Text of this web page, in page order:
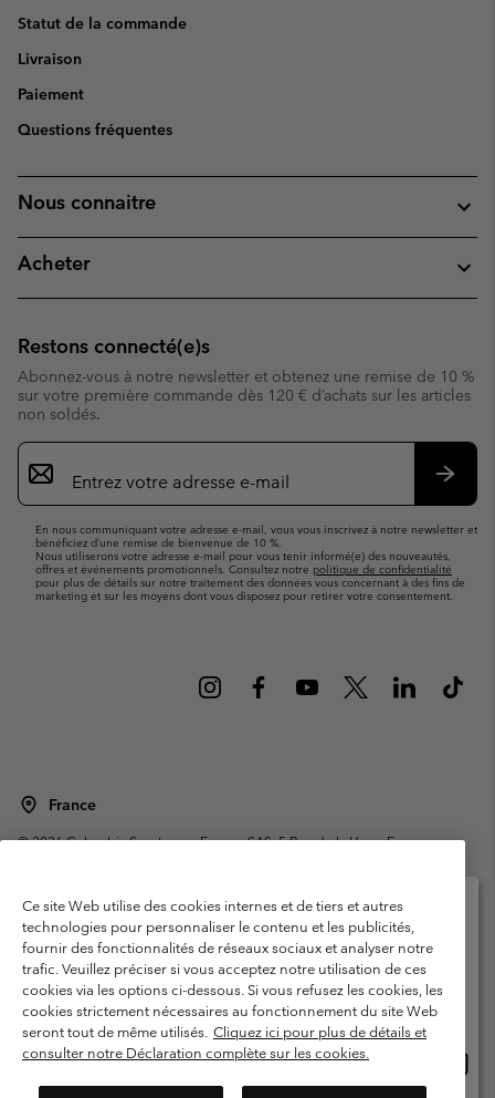
Statut de la commande
Livraison
Paiement
Questions fréquentes
Nous connaitre
Acheter
Restons connecté(e)s
Abonnez-vous à notre newsletter et obtenez une remise de 10 %
sur votre première commande dès 120 € d’achats sur les articles
non soldés.
Inscription
par
e-
En nous communiquant votre adresse e-mail, vous vous inscrivez à notre newsletter et
bénéficiez d’une remise de bienvenue de 10 %.
Nous utiliserons votre adresse e-mail pour vous tenir informé(e) des nouveautés,
offres et événements promotionnels. Consultez notre politique de confidentialité
pour plus de détails sur notre traitement des données vous concernant à des fins de
marketing et sur les moyens dont vous disposez pour retirer votre consentement.
France
©2026Columbia Sportswear Europe SAS. 5 Rue de la Haye, Espace
Garanties Légales
Politique de confidentialité
Conditions d'utilisation - Membres
Conditions D'utilisation - Contenu généré par l'utilisateur
Impressum
Cookies
Public CBCR
Service client: Lun - Sam de 9h à 13h et de 14h à 18h
Ce site Web utilise des cookies internes et de tiers et autres
technologies pour personnaliser le contenu et les publicités,
fournir des fonctionnalités de réseaux sociaux et analyser notre
trafic. Veuillez préciser si vous acceptez notre utilisation de ces
cookies via les options ci-dessous. Si vous refusez les cookies, les
cookies strictement nécessaires au fonctionnement du site Web
seront tout de même utilisés. Cliquez ici pour plus de détails et
consulter notre Déclaration complète sur les cookies.
Veuillez sélectionner votre pays d’expédition et
votre langue
Achats en ligne disponibles
United States